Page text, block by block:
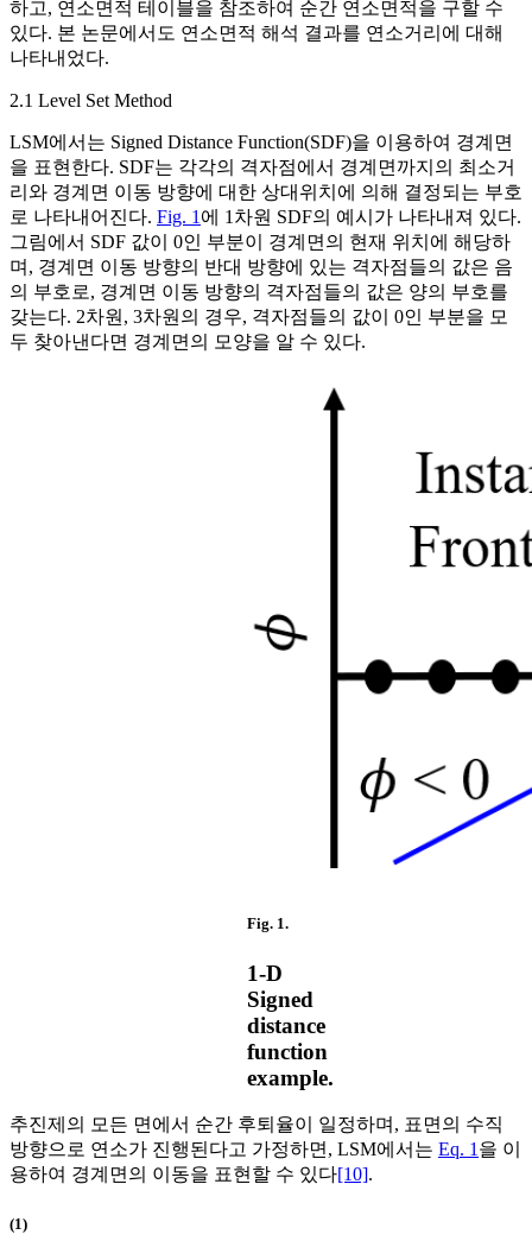
하고, 연소면적 테이블을 참조하여 순간 연소면적을 구할 수
있다. 본 논문에서도 연소면적 해석 결과를 연소거리에 대해
나타내었다.
2.1 Level Set Method
LSM에서는 Signed Distance Function(SDF)을 이용하여 경계면
을 표현한다. SDF는 각각의 격자점에서 경계면까지의 최소거
리와 경계면 이동 방향에 대한 상대위치에 의해 결정되는 부호
로 나타내어진다. Fig. 1 에 1차원 SDF의 예시가 나타내져 있다.
그림에서 SDF 값이 0인 부분이 경계면의 현재 위치에 해당하
며, 경계면 이동 방향의 반대 방향에 있는 격자점들의 값은 음
의 부호로, 경계면 이동 방향의 격자점들의 값은 양의 부호를
갖는다. 2차원, 3차원의 경우, 격자점들의 값이 0인 부분을 모
두 찾아낸다면 경계면의 모양을 알 수 있다.
Fig. 1.
1-D
Signed
distance
function
example.
추진제의 모든 면에서 순간 후퇴율이 일정하며, 표면의 수직
방향으로 연소가 진행된다고 가정하면, LSM에서는 Eq. 1 을 이
용하여 경계면의 이동을 표현할 수 있다[10].
(1)